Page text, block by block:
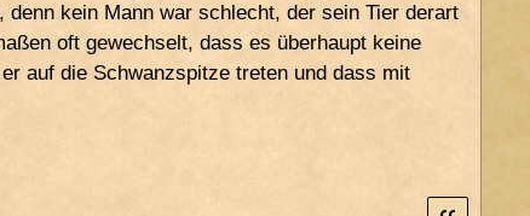
kein Mann war schlecht, der sein Tier derart
oft gewechselt, dass es überhaupt keine
auf die Schwanzspitze treten und dass mit